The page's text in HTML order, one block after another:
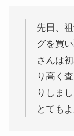
先日、
グを買
さんは
り高く
りしま
とても